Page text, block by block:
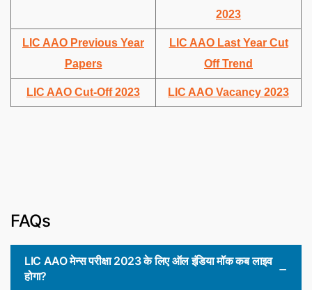
2023
LIC AAO Previous Year
Papers
LIC AAO Last Year Cut
Off Trend
LIC AAO Cut-Off 2023 LIC AAO Vacancy 2023
FAQs
LIC AAO मेन्स परीक्षा 2023 के लिए ऑल इंडिया मॉक कब लाइव
होगा?